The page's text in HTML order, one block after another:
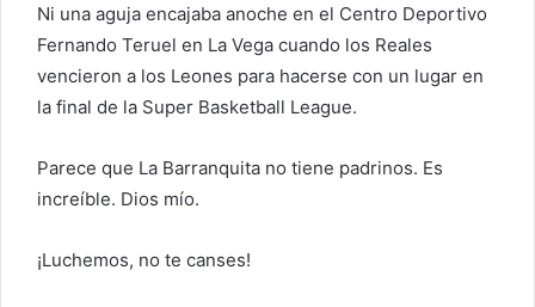
Ni una aguja encajaba anoche en el Centro Deportivo
Fernando Teruel en La Vega cuando los Reales
vencieron a los Leones para hacerse con un lugar en
la final de la Super Basketball League.
Parece que La Barranquita no tiene padrinos. Es
increíble. Dios mío.
¡Luchemos, no te canses!